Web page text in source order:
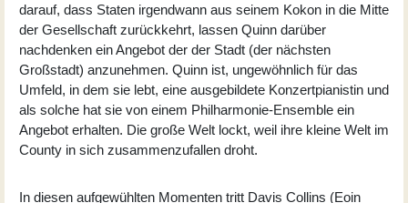
darauf, dass Staten irgendwann aus seinem Kokon in die Mitte
der Gesellschaft zurückkehrt, lassen Quinn darüber
nachdenken ein Angebot der der Stadt (der nächsten
Großstadt) anzunehmen. Quinn ist, ungewöhnlich für das
Umfeld, in dem sie lebt, eine ausgebildete Konzertpianistin und
als solche hat sie von einem Philharmonie-Ensemble ein
Angebot erhalten. Die große Welt lockt, weil ihre kleine Welt im
County in sich zusammenzufallen droht.
In diesen aufgewühlten Momenten tritt Davis Collins (Eoin